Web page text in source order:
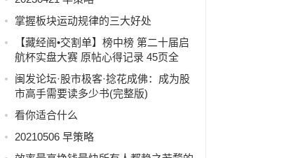
掌握板块运动规律的三大好处
【藏经阁•交割单】榜中榜 第二十届启
航杯实盘大赛 原帖心得记录 45页全
闽发论坛·股市极客·捻花成佛：成为股
市高手需要读多少书(完整版)
看你适合什么
20210506 早策略